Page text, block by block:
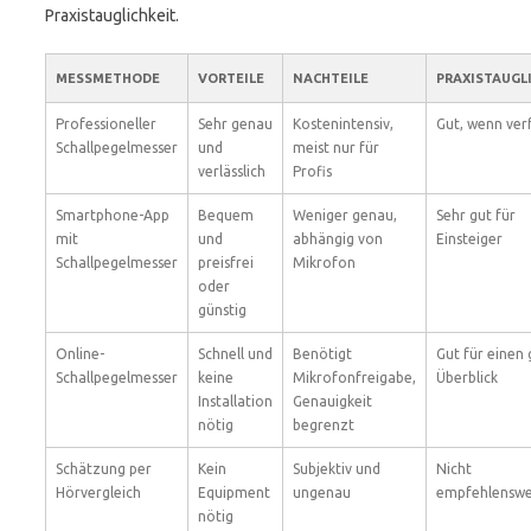
Praxistauglichkeit.
MESSMETHODE VORTEILE NACHTEILE
Professioneller
Schallpegelmesser
Sehr genau
und
verlässlich
Kostenintensiv,
meist nur für
Profis
Gut, wenn
Smartphone-App
mit
Schallpegelmesser
Bequem
und
preisfrei
oder
günstig
Weniger genau,
abhängig von
Mikrofon
Sehr gut für
Einsteiger
Online-
Schallpegelmesser
Schnell und
keine
Installation
nötig
Benötigt
Mikrofonfreigabe,
Genauigkeit
begrenzt
Gut für einen
Überblick
Schätzung per
Hörvergleich
Kein
Equipment
nötig
Subjektiv und
ungenau
Nicht